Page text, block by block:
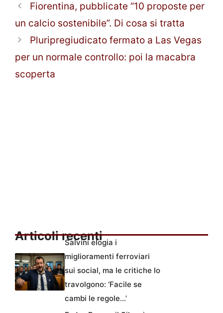
Fiorentina, pubblicate “10 proposte per
un calcio sostenibile”. Di cosa si tratta
Pluripregiudicato fermato a Las Vegas
per un normale controllo: poi la macabra
scoperta
Articoli recenti
Salvini elogia i
miglioramenti ferroviari
sui social, ma le critiche lo
travolgono: ‘Facile se
cambi le regole…’